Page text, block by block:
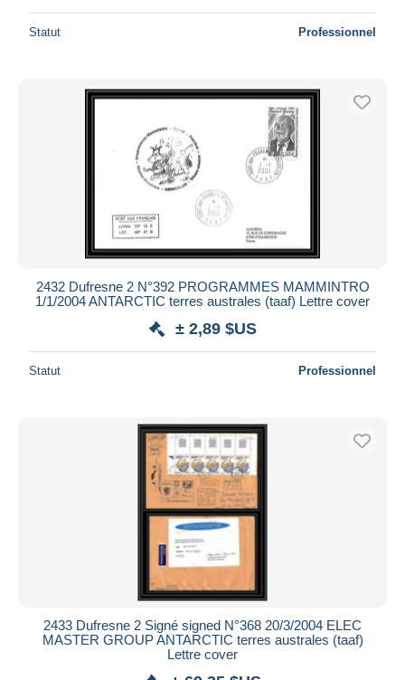
Statut Professionnel
2432 Dufresne 2 N°392 PROGRAMMES MAMMINTRO
1/1/2004 ANTARCTIC terres australes (taaf) Lettre cover
± 2,89 $US
Statut Professionnel
2433 Dufresne 2 Signé signed N°368 20/3/2004 ELEC
MASTER GROUP ANTARCTIC terres australes (taaf)
Lettre cover